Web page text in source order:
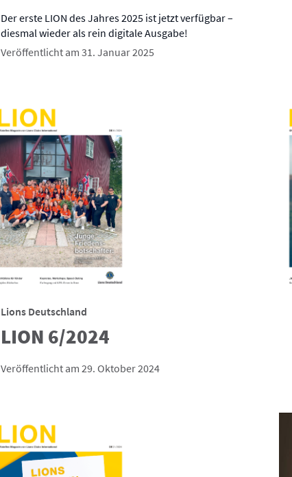
Der erste LION des Jahres 2025 ist jetzt verfügbar –
diesmal wieder als rein digitale Ausgabe!
Veröffentlicht am 31. Januar 2025
Lions Deutschland
LION 6/2024
Veröffentlicht am 29. Oktober 2024